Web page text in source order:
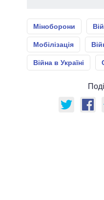
Міноборони
Мобілізація
Війна в Україні